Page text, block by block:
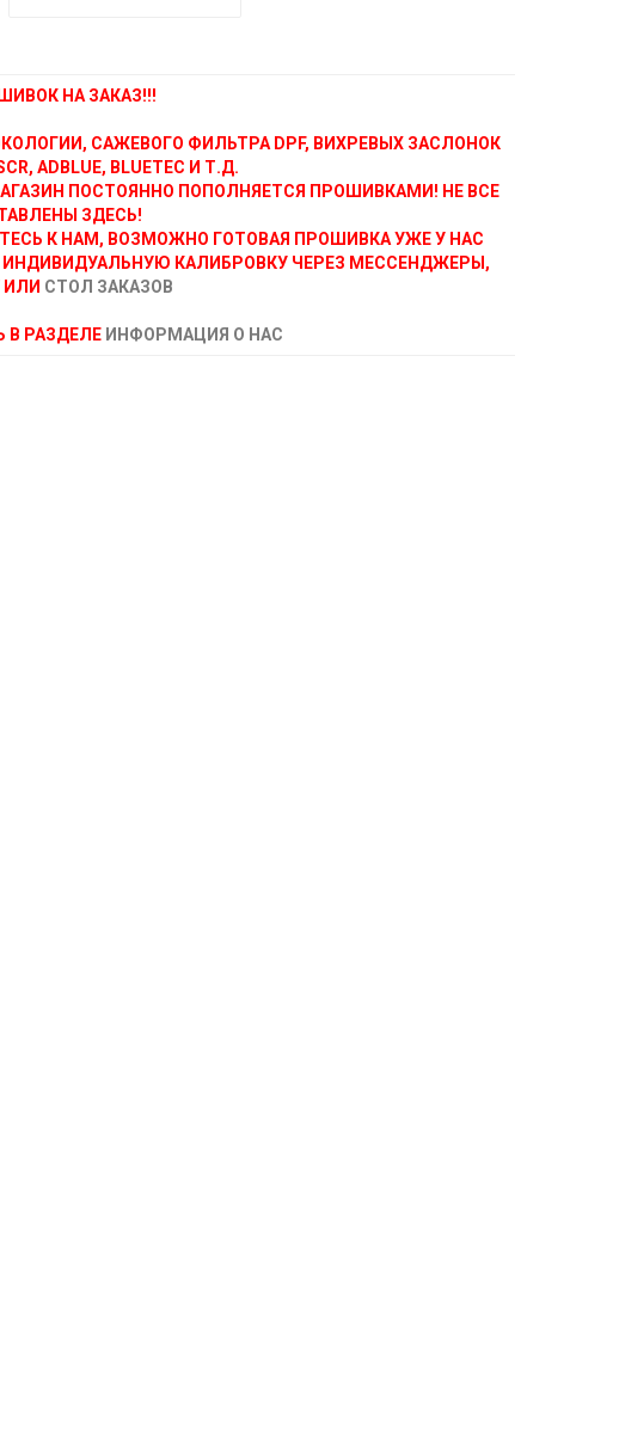
НА ЗАКАЗ!!!
САЖЕВОГО ФИЛЬТРА DPF, ВИХРЕВЫХ ЗАСЛОНОК
ADBLUE, BLUETEC И Т.Д.
ПОСТОЯННО ПОПОЛНЯЕТСЯ ПРОШИВКАМИ! НЕ ВСЕ
ЗДЕСЬ!
К НАМ, ВОЗМОЖНО ГОТОВАЯ ПРОШИВКА УЖЕ У НАС
КАЛИБРОВКУ ЧЕРЕЗ МЕССЕНДЖЕРЫ,
СТОЛ ЗАКАЗОВ
В РАЗДЕЛЕ ИНФОРМАЦИЯ О НАС